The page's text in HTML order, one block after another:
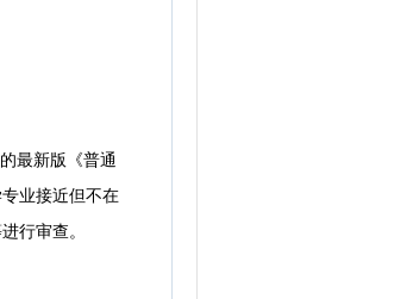
最新版《普通
业接近但不在
行审查。